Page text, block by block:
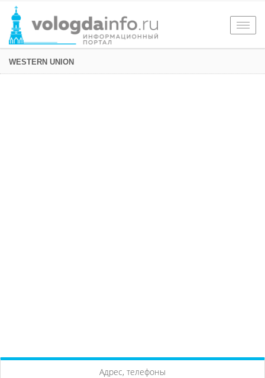
WESTERN UNION
Адрес, телефоны